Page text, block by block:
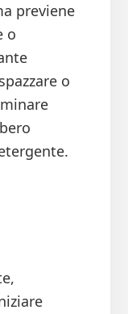
previene
o
o